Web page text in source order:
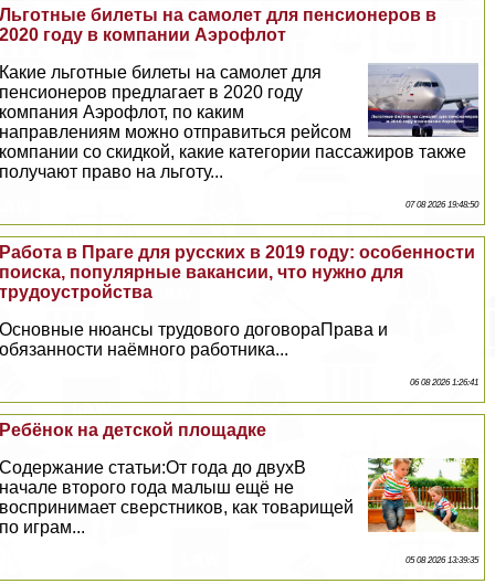
Льготные билеты на самолет для пенсионеров в
2020 году в компании Аэрофлот
Какие льготные билеты на самолет для
пенсионеров предлагает в 2020 году
компания Аэрофлот, по каким
направлениям можно отправиться рейсом
компании со скидкой, какие категории пассажиров также
получают право на льготу...
07 08 2026 19:48:50
Работа в Праге для русских в 2019 году: особенности
поиска, популярные вакансии, что нужно для
трудоустройства
Основные нюансы трудового договораПрава и
обязанности наёмного работника...
06 08 2026 1:26:41
Ребёнок на детской площадке
Содержание статьи:От года до двухВ
начале второго года малыш ещё не
воспринимает сверстников, как товарищей
по играм...
05 08 2026 13:39:35